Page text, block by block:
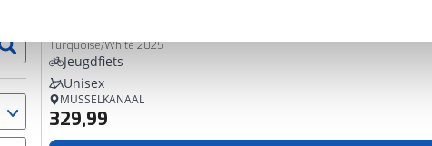
kunt uw toestemming op elk moment wijzigen of
technieken zorgen we voor een betere en meer
ervoor dat de website goed werkt. Ook gebruiken we
Turquoise/White 2025
Jeugdfiets
Unisex
MUSSELKANAAL
329,99